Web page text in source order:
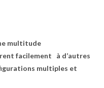
multitude
facilement à d’autres
multiples et